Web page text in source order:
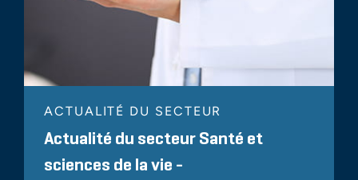
ACTUALITÉ DU SECTEUR
Actualité du secteur Santé et
sciences de la vie -